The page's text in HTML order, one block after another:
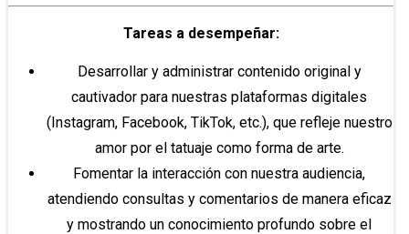
Tareas a desempeñar:
Desarrollar y administrar contenido original y
cautivador para nuestras plataformas digitales
(Instagram, Facebook, TikTok, etc.), que refleje nuestro
amor por el tatuaje como forma de arte.
Fomentar la interacción con nuestra audiencia,
atendiendo consultas y comentarios de manera eficaz
y mostrando un conocimiento profundo sobre el